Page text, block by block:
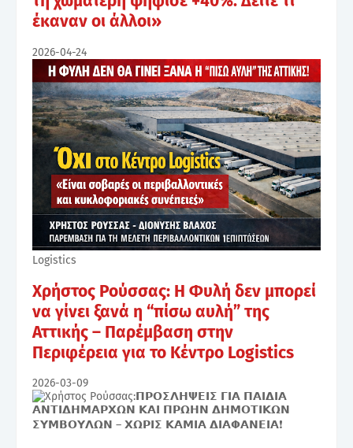
έκαναν οι άλλοι»
2026-04-24
Logistics
Χρήστος Ρούσσας: Η Φυλή δεν μπορεί
να γίνει ξανά η “πίσω αυλή” της
Αττικής – Παρέμβαση στην
Περιφέρεια για το Κέντρο Logistics
2026-03-09